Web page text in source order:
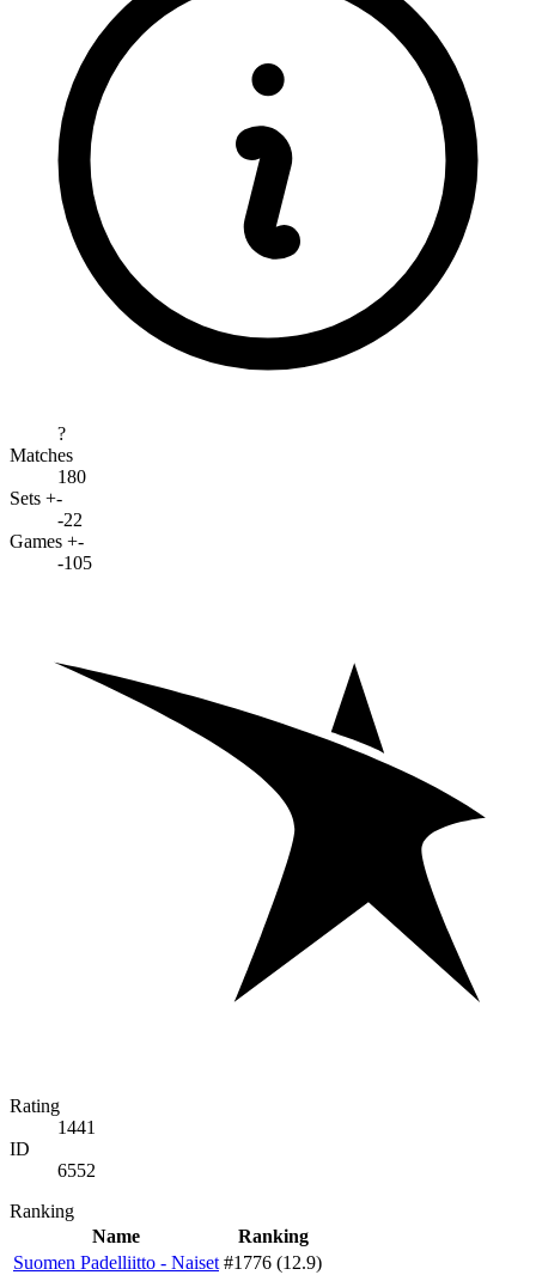
?
Matches
180
Sets +-
-22
Games +-
-105
Rating
1441
ID
6552
Ranking
Name
Ranking
Suomen Padelliitto - Naiset #1776 (12.9)